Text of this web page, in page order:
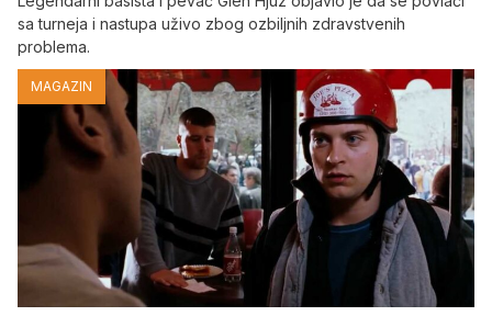
sa turneja i nastupa uživo zbog ozbiljnih zdravstvenih
problema.
MAGAZIN